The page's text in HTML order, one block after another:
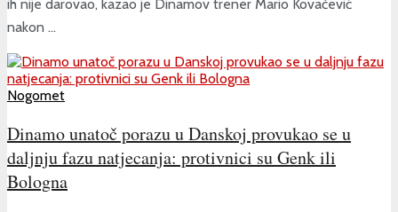
ih nije darovao, kazao je Dinamov trener Mario Kovačević
nakon ...
Nogomet
Dinamo unatoč porazu u Danskoj provukao se u
daljnju fazu natjecanja: protivnici su Genk ili
Bologna